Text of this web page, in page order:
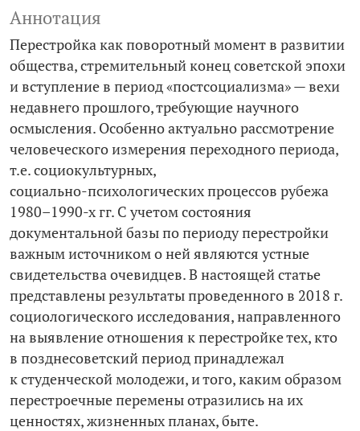
Аннотация
Перестройка как поворотный момент в развитии
общества, стремительный конец советской эпохи
и вступление в период «постсоциализма» — вехи
недавнего прошлого, требующие научного
осмысления. Особенно актуально рассмотрение
человеческого измерения переходного периода,
т. е. социокультурных,
социально-­психологических процессов рубежа
1980–1990-х гг. С учетом состояния
документальной базы по периоду перестройки
важным источником о ней являются устные
свидетельства очевидцев. В настоящей статье
представлены результаты проведенного в 2018 г.
социологического исследования, направленного
на выявление отношения к перестройке тех, кто
в позднесоветский период принадлежал
к студенческой молодежи, и того, каким образом
перестроечные перемены отразились на их
ценностях, жизненных планах, быте.